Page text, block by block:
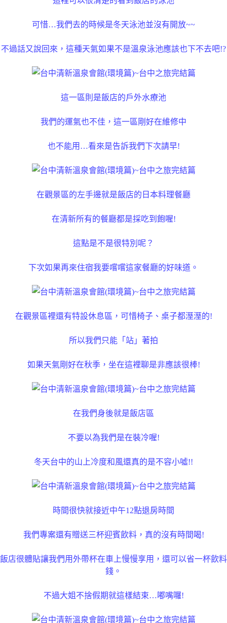
可惜…我們去的時候是冬天泳池並沒有開放~~
不過話又說回來，這種天氣如果不是溫泉泳池應該也下不去吧!?
這一區則是飯店的戶外水療池
我們的運氣也不佳，這一區剛好在維修中
也不能用…看來是告訴我們下次請早!
在觀景區的左手邊就是飯店的日本料理餐廳
在清新所有的餐廳都是採吃到飽喔!
這點是不是很特別呢？
下次如果再來住宿我要嚐嚐這家餐廳的好味道。
在觀景區裡還有特設休息區，可惜椅子、桌子都溼溼的!
所以我們只能「站」著拍
如果天氣剛好在秋季，坐在這裡聊是非應該很棒!
在我們身後就是飯店區
不要以為我們是在裝冷喔!
冬天台中的山上冷度和風還真的是不容小噓!!
時間很快就接近中午12點退房時間
我們專案還有贈送三杯迎賓飲料，真的沒有時間喝!
飯店很體貼讓我們用外帶杯在車上慢慢享用，還可以省一杯飲料
錢。
不過大姐不捨假期就這樣結束…嘟嘴囉!